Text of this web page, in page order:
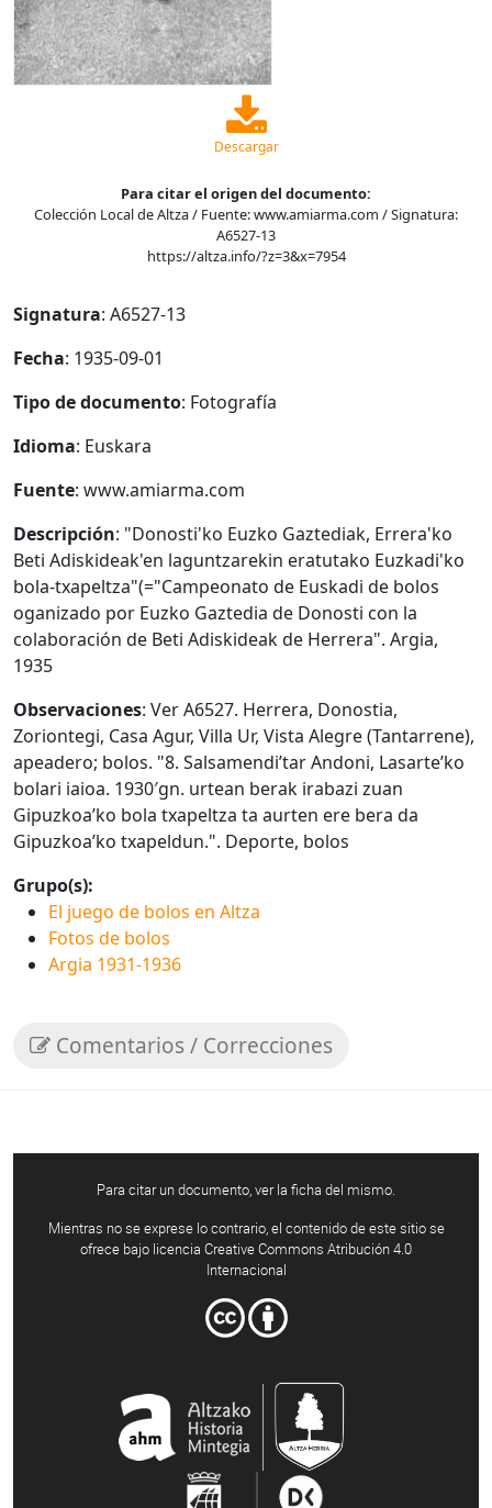
Descargar
Para citar el origen del documento:
Colección Local de Altza / Fuente: www.amiarma.com / Signatura:
A6527-13
https://altza.info/?z=3&x=7954
Signatura: A6527-13
Fecha: 1935-09-01
Tipo de documento: Fotografía
Idioma: Euskara
Fuente: www.amiarma.com
Descripción: "Donosti'ko Euzko Gaztediak, Errera'ko
Beti Adiskideak'en laguntzarekin eratutako Euzkadi'ko
bola-txapeltza"(="Campeonato de Euskadi de bolos
oganizado por Euzko Gaztedia de Donosti con la
colaboración de Beti Adiskideak de Herrera". Argia,
1935
Observaciones: Ver A6527. Herrera, Donostia,
Zoriontegi, Casa Agur, Villa Ur, Vista Alegre (Tantarrene),
apeadero; bolos. "8. Salsamendi’tar Andoni, Lasarte’ko
bolari iaioa. 1930′gn. urtean berak irabazi zuan
Gipuzkoa’ko bola txapeltza ta aurten ere bera da
Gipuzkoa’ko txapeldun.". Deporte, bolos
Grupo(s):
El juego de bolos en Altza
Fotos de bolos
Argia 1931-1936
Comentarios / Correcciones
Para citar un documento, ver la ficha del mismo.
Mientras no se exprese lo contrario, el contenido de este sitio se
ofrece bajo licencia Creative Commons Atribución 4.0
Internacional